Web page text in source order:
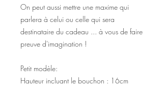
On peut aussi mettre une maxime qui
parlera à celui ou celle qui sera
destinataire du cadeau ... à vous de faire
preuve d'imagination !
Petit modèle:
Hauteur incluant le bouchon : 16cm